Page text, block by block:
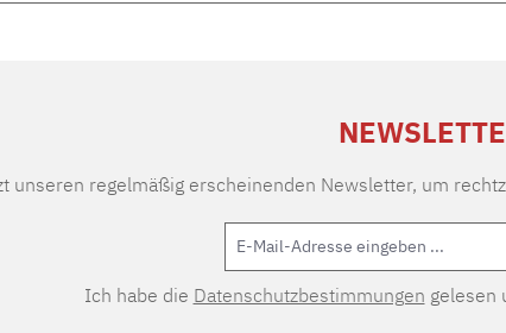
unseren regelmäßig erscheinenden Newsletter, um
Ich habe die Datenschutzbestimmungen gelesen